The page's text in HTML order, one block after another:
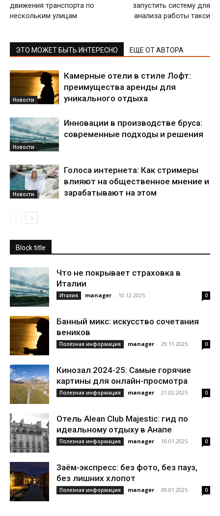
движения транспорта по
нескольким улицам
запустить систему для
анализа работы такси
ЭТО МОЖЕТ БЫТЬ ИНТЕРЕСНО ЕЩЕ ОТ АВТОРА
Новости
Камерные отели в стиле Лофт:
преимущества аренды для
уникального отдыха
Новости
Инновации в производстве бруса:
современные подходы и решения
Новости
Голоса интернета: Как стримеры
влияют на общественное мнение и
зарабатывают на этом
Block title
Что не покрывает страховка в
Италии
Италия manager - 10.12.2025 0
Банный микс: искусство сочетания
веников
Полезная информация manager - 29.11.2025 0
Кинозал 2024-25: Самые горячие
картины для онлайн-просмотра
Полезная информация manager - 21.02.2025 0
Отель Alean Club Majestic: гид по
идеальному отдыху в Анапе
Полезная информация manager - 10.01.2025 0
Заём-экспресс: без фото, без пауз,
без лишних хлопот
Полезная информация manager - 09.01.2025 0